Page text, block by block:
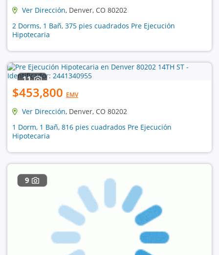
Ver Dirección, Denver, CO 80202
2 Dorms, 1 Bañ, 375 pies cuadrados Pre Ejecución
Hipotecaria
11
$453,800 EMV
Ver Dirección, Denver, CO 80202
1 Dorm, 1 Bañ, 816 pies cuadrados Pre Ejecución
Hipotecaria
9